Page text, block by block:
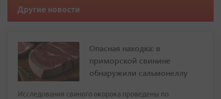
Другие новости
Опасная находка: в
приморской свинине
обнаружили сальмонеллу
Исследования свиного окорока проведены по